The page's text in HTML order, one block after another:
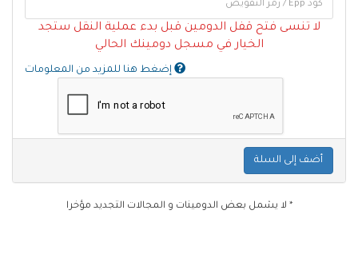
لا تنسى فتح قفل الدومين قبل بدء عملية النقل ستجد
الخيار في مسجل دومينك الحالي
إضغط هنا للمزيد من المعلومات
أضف إلى السلة
* لا يشمل بعض الدومينات و المجالات التجديد مؤخرا